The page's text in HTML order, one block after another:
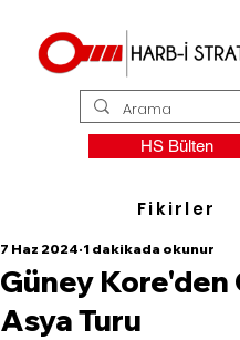
HS Bülten
Fikirler
Güney Kore'den
Asya Turu
7 Haz 2024 1 dakikada okunur